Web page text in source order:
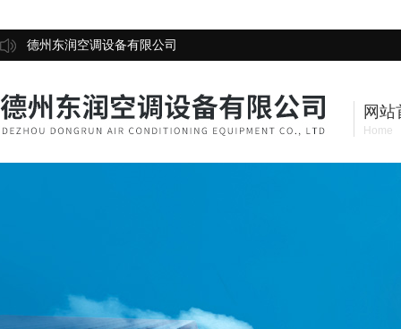
德州东润空调设备有限公司
网站
Home